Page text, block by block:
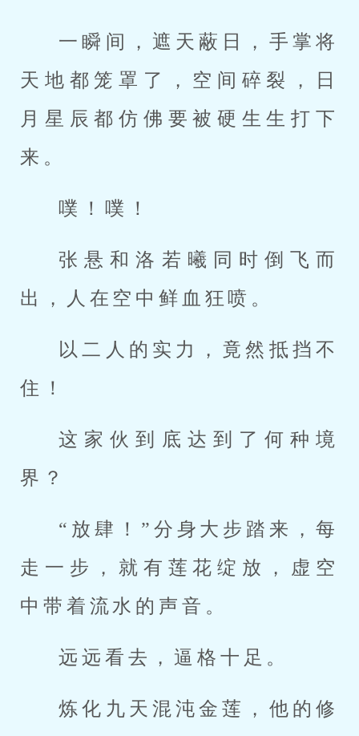
一瞬间，遮天蔽日，手掌将
天地都笼罩了，空间碎裂，日
月星辰都仿佛要被硬生生打下
来。
噗！噗！
张悬和洛若曦同时倒飞而
出，人在空中鲜血狂喷。
以二人的实力，竟然抵挡不
住！
这家伙到底达到了何种境
界？
“放肆！”分身大步踏来，每
走一步，就有莲花绽放，虚空
中带着流水的声音。
远远看去，逼格十足。
炼化九天混沌金莲，他的修